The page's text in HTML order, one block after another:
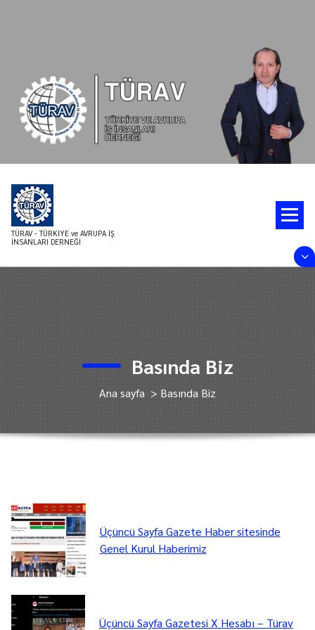
TÜRAV - TÜRKİYE ve AVRUPA İŞ
İNSANLARI DERNEĞİ
Basında Biz
Ana sayfa>Basında Biz
Üçüncü Sayfa Gazete Haber sitesinde
Genel Kurul Haberimiz
Üçüncü Sayfa Gazetesi X Hesabı – Türav